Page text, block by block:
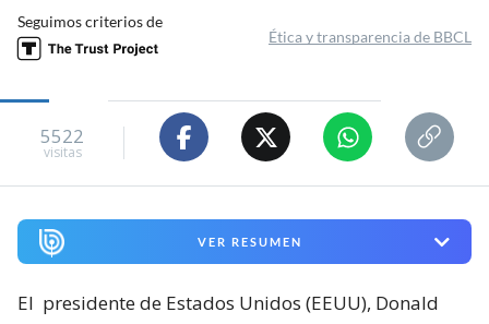
Seguimos criterios de
Ética y transparencia de BBCL
5522
visitas
VER RESUMEN
El presidente de Estados Unidos (EEUU), Donald